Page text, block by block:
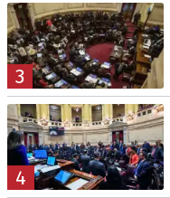
3
4